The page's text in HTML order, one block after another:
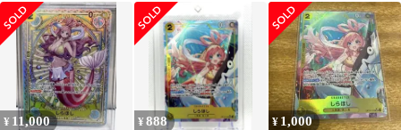
パラレル
¥ 11,000 ¥888 ¥ 1,000